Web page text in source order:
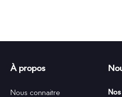
À propos
Nous connaitre